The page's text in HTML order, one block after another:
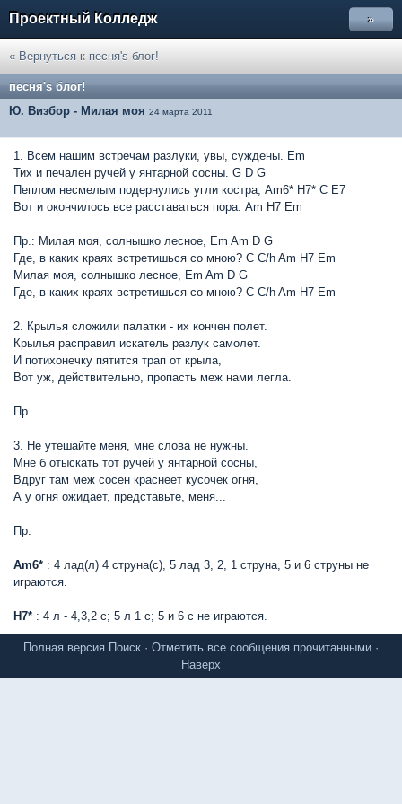
Проектный Колледж »
« Вернуться к песня's блог!
песня's блог!
Ю. Визбор - Милая моя 24 марта 2011
1. Всем нашим встречам разлуки, увы, суждены. Em
Тих и печален ручей у янтарной сосны. G D G
Пеплом несмелым подернулись угли костра, Am6* H7* C E7
Вот и окончилось все расставаться пора. Am H7 Em
Пр.: Милая моя, солнышко лесное, Em Am D G
Где, в каких краях встретишься со мною? C C/h Am H7 Em
Милая моя, солнышко лесное, Em Am D G
Где, в каких краях встретишься со мною? C C/h Am H7 Em
2. Крылья сложили палатки - их кончен полет.
Крылья расправил искатель разлук самолет.
И потихонечку пятится трап от крыла,
Вот уж, действительно, пропасть меж нами легла.
Пр.
3. Не утешайте меня, мне слова не нужны.
Мне б отыскать тот ручей у янтарной сосны,
Вдруг там меж сосен краснеет кусочек огня,
А у огня ожидает, представьте, меня...
Пр.
Am6* : 4 лад(л) 4 струна(с), 5 лад 3, 2, 1 струна, 5 и 6 струны не
играются.
H7* : 4 л - 4,3,2 с; 5 л 1 с; 5 и 6 с не играются.
Полная версия Поиск · Отметить все сообщения прочитанными ·
Наверх